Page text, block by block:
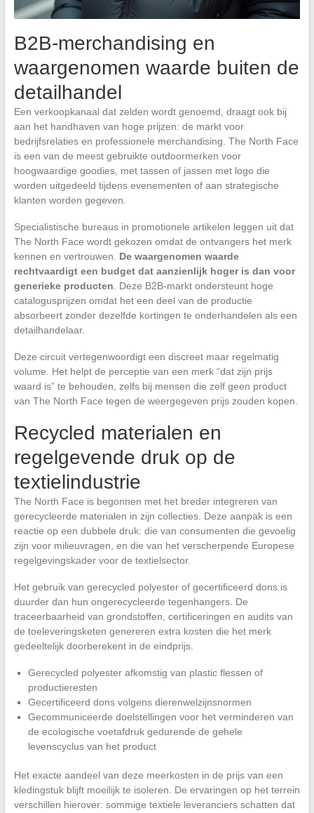
B2B-merchandising en
waargenomen waarde buiten de
detailhandel
Een verkoopkanaal dat zelden wordt genoemd, draagt ook bij
aan het handhaven van hoge prijzen: de markt voor
bedrijfsrelaties en professionele merchandising. The North Face
is een van de meest gebruikte outdoormerken voor
hoogwaardige goodies, met tassen of jassen met logo die
worden uitgedeeld tijdens evenementen of aan strategische
klanten worden gegeven.
Specialistische bureaus in promotionele artikelen leggen uit dat
The North Face wordt gekozen omdat de ontvangers het merk
kennen en vertrouwen. De waargenomen waarde
rechtvaardigt een budget dat aanzienlijk hoger is dan voor
generieke producten. Deze B2B-markt ondersteunt hoge
catalogusprijzen omdat het een deel van de productie
absorbeert zonder dezelfde kortingen te onderhandelen als een
detailhandelaar.
Deze circuit vertegenwoordigt een discreet maar regelmatig
volume. Het helpt de perceptie van een merk “dat zijn prijs
waard is” te behouden, zelfs bij mensen die zelf geen product
van The North Face tegen de weergegeven prijs zouden kopen.
Recycled materialen en
regelgevende druk op de
textielindustrie
The North Face is begonnen met het breder integreren van
gerecycleerde materialen in zijn collecties. Deze aanpak is een
reactie op een dubbele druk: die van consumenten die gevoelig
zijn voor milieuvragen, en die van het verscherpende Europese
regelgevingskader voor de textielsector.
Het gebruik van gerecycled polyester of gecertificeerd dons is
duurder dan hun ongerecycleerde tegenhangers. De
traceerbaarheid van grondstoffen, certificeringen en audits van
de toeleveringsketen genereren extra kosten die het merk
gedeeltelijk doorberekent in de eindprijs.
Gerecycled polyester afkomstig van plastic flessen of
productieresten
Gecertificeerd dons volgens dierenwelzijnsnormen
Gecommuniceerde doelstellingen voor het verminderen van
de ecologische voetafdruk gedurende de gehele
levenscyclus van het product
Het exacte aandeel van deze meerkosten in de prijs van een
kledingstuk blijft moeilijk te isoleren. De ervaringen op het terrein
verschillen hierover: sommige textiele leveranciers schatten dat